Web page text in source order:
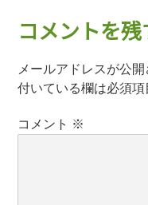
コメントを残
メールアドレスが公
付いている欄は必須項
コメント ※